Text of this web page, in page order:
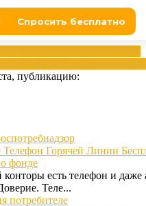
публикацию:
Горячей Линии
фонде
конторы есть телефон и даже
Теле...